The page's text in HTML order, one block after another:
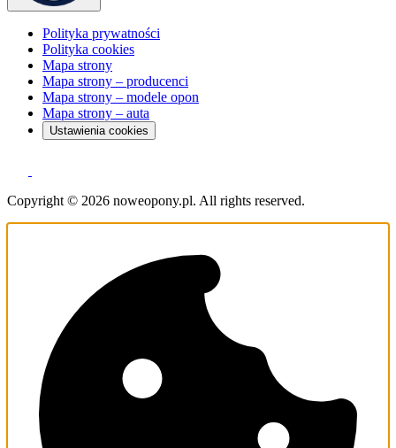
Polityka prywatności
Polityka cookies
Mapa strony
Mapa strony – producenci
Mapa strony – modele opon
Mapa strony – auta
Ustawienia cookies
Copyright © 2026 noweopony.pl. All rights reserved.